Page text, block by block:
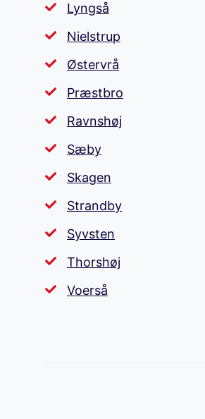
Lyngså
Nielstrup
Østervrå
Præstbro
Ravnshøj
Sæby
Skagen
Strandby
Syvsten
Thorshøj
Voerså